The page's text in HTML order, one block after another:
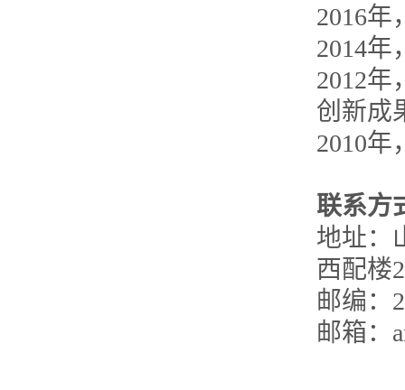
2016年
2014年
2012年
创新成
2010年
联系方
地址：
西配楼
邮编：
邮箱：